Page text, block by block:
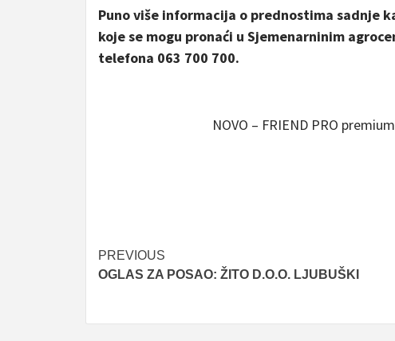
Puno više informacija o prednostima sadnje
koje se mogu pronaći u Sjemenarninim
telefona 063 700 700.
NOVO – FRIEND PRO
Post
navigation
PREVIOUS
OGLAS ZA POSAO: ŽITO D.O.O. LJUBUŠKI